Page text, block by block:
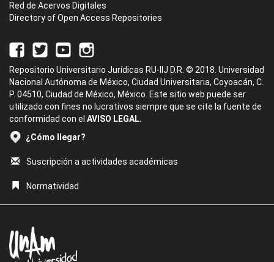
Red de Acervos Digitales
Directory of Open Access Repositories
Repositorio Universitario Jurídicas RU-IIJ D.R. © 2018. Universidad
Nacional Autónoma de México, Ciudad Universitaria, Coyoacán, C.
P. 04510, Ciudad de México, México. Este sitio web puede ser
utilizado con fines no lucrativos siempre que se cite la fuente de
conformidad con el AVISO LEGAL.
¿Cómo llegar?
Suscripción a actividades académicas
Normatividad